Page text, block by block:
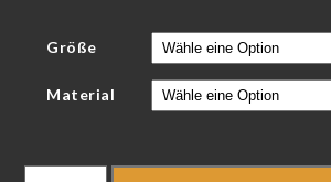
Größe
Material